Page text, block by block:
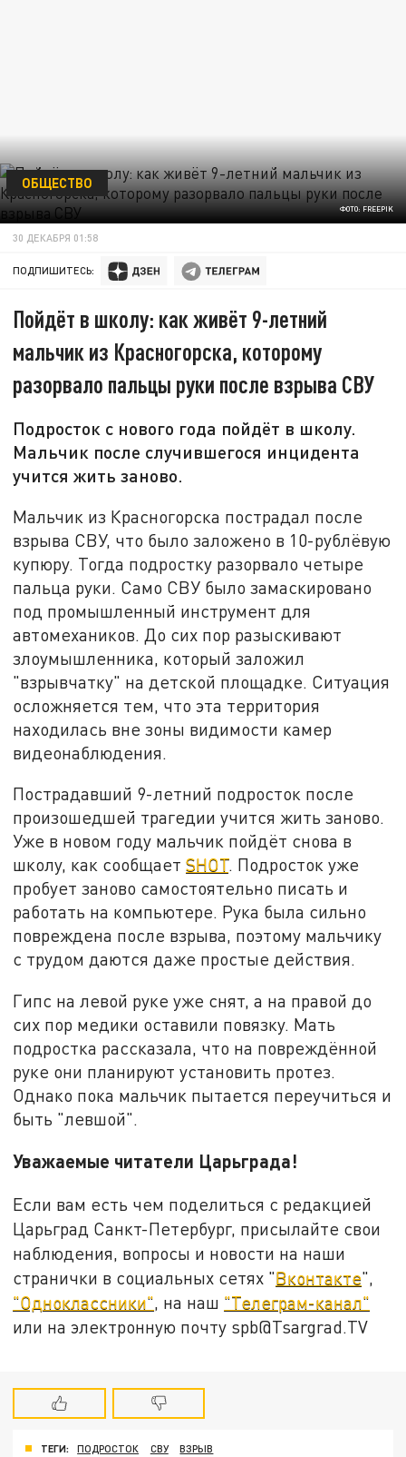
ФОТО: FREEPIK
ОБЩЕСТВО
30 ДЕКАБРЯ 01:58
ПОДПИШИТЕСЬ:
Пойдёт в школу: как живёт 9-летний
мальчик из Красногорска, которому
разорвало пальцы руки после взрыва СВУ
Подросток с нового года пойдёт в школу.
Мальчик после случившегося инцидента
учится жить заново.
Мальчик из Красногорска пострадал после
взрыва СВУ, что было заложено в 10-рублёвую
купюру. Тогда подростку разорвало четыре
пальца руки. Само СВУ было замаскировано
под промышленный инструмент для
автомехаников. До сих пор разыскивают
злоумышленника, который заложил
"взрывчатку" на детской площадке. Ситуация
осложняется тем, что эта территория
находилась вне зоны видимости камер
видеонаблюдения.
Пострадавший 9-летний подросток после
произошедшей трагедии учится жить заново.
Уже в новом году мальчик пойдёт снова в
школу, как сообщаетSHOT. Подросток уже
пробует заново самостоятельно писать и
работать на компьютере. Рука была сильно
повреждена после взрыва, поэтому мальчику
с трудом даются даже простые действия.
Гипс на левой руке уже снят, а на правой до
сих пор медики оставили повязку. Мать
подростка рассказала, что на повреждённой
руке они планируют установить протез.
Однако пока мальчик пытается переучиться и
быть "левшой".
Уважаемые читатели Царьграда!
Если вам есть чем поделиться с редакцией
Царьград Санкт-Петербург, присылайте свои
наблюдения, вопросы и новости на наши
странички в социальных сетях "Вконтакте",
"Одноклассники" , на наш "Телеграм-канал"
или на электронную почту spb@Tsargrad.TV
ТЕГИ: ПОДРОСТОК СВУ ВЗРЫВ